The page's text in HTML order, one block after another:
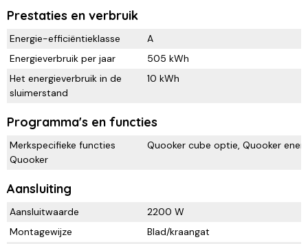
Prestaties en verbruik
Energie-efficiëntieklasse
A
Energieverbruik per jaar
505 kWh
Het energieverbruik in de
sluimerstand
10 kWh
Programma's en functies
Merkspecifieke functies
Quooker
Quooker cube optie, Quooker
Aansluiting
Aansluitwaarde
2200 W
Montagewijze
Blad/kraangat